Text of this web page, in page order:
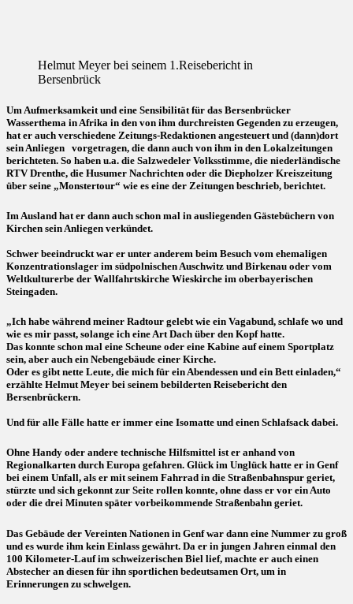
Helmut Meyer bei seinem 1.Reisebericht in
Bersenbrück
Um Aufmerksamkeit und eine Sensibilität für das Bersenbrücker
Wasserthema in Afrika in den von ihm durchreisten Gegenden zu erzeugen,
hat er auch verschiedene Zeitungs-Redaktionen angesteuert und (dann)dort
sein Anliegen vorgetragen, die dann auch von ihm in den Lokalzeitungen
berichteten. So haben u.a. die Salzwedeler Volksstimme, die niederländische
RTV Drenthe, die Husumer Nachrichten oder die Diepholzer Kreiszeitung
über seine „Monstertour“ wie es eine der Zeitungen beschrieb, berichtet.
Im Ausland hat er dann auch schon mal in ausliegenden Gästebüchern von
Kirchen sein Anliegen verkündet.
Schwer beeindruckt war er unter anderem beim Besuch vom ehemaligen
Konzentrationslager im südpolnischen Auschwitz und Birkenau oder vom
Weltkulturerbe der Wallfahrtskirche Wieskirche im oberbayerischen
Steingaden.
„Ich habe während meiner Radtour gelebt wie ein Vagabund, schlafe wo und
wie es mir passt, solange ich eine Art Dach über den Kopf hatte.
Das konnte schon mal eine Scheune oder eine Kabine auf einem Sportplatz
sein, aber auch ein Nebengebäude einer Kirche.
Oder es gibt nette Leute, die mich für ein Abendessen und ein Bett einladen,“
erzählte Helmut Meyer bei seinem bebilderten Reisebericht den
Bersenbrückern.
Und für alle Fälle hatte er immer eine Isomatte und einen Schlafsack dabei.
Ohne Handy oder andere technische Hilfsmittel ist er anhand von
Regionalkarten durch Europa gefahren. Glück im Unglück hatte er in Genf
bei einem Unfall, als er mit seinem Fahrrad in die Straßenbahnspur geriet,
stürzte und sich gekonnt zur Seite rollen konnte, ohne dass er vor ein Auto
oder die drei Minuten später vorbeikommende Straßenbahn geriet.
Das Gebäude der Vereinten Nationen in Genf war dann eine Nummer zu groß
und es wurde ihm kein Einlass gewährt. Da er in jungen Jahren einmal den
100 Kilometer-Lauf im schweizerischen Biel lief, machte er auch einen
Abstecher an diesen für ihn sportlichen bedeutsamen Ort, um in
Erinnerungen zu schwelgen.